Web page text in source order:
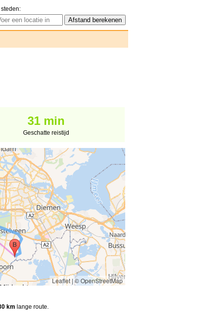
31 min
Geschatte reistijd
Leaflet |© OpenStreetMap
km lange route.